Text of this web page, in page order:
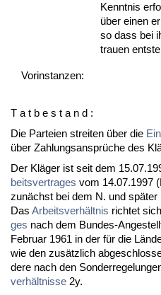
Kennt­nis
über ei­nen
so dass bei
trau­en
Vor­ins­tan­zen:
T a t b e s t a n d :
Die Par­tei­en strei­ten über die
über Zah­lungs­ansprüche des
Der Kläger ist seit dem
beits­ver­tra­ges vom 14.07.1997
zunächst bei dem N. und
Das Ar­beits­verhält­nis rich­tet
ges nach dem Bun­des-
Fe­bru­ar 1961 in der für die
wie den zusätz­lich
de­re nach den
verhält­nis­se 2y.